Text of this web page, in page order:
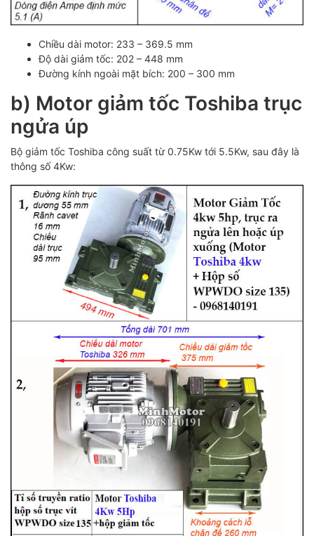
Chiều dài motor: 233 – 369.5 mm
Độ dài giảm tốc: 202 – 448 mm
Đường kính ngoài mặt bích: 200 – 300 mm
b) Motor giảm tốc Toshiba trục
ngửa úp
Bộ giảm tốc Toshiba công suất từ 0.75Kw tới 5.5Kw, sau đây là
thông số 4Kw: